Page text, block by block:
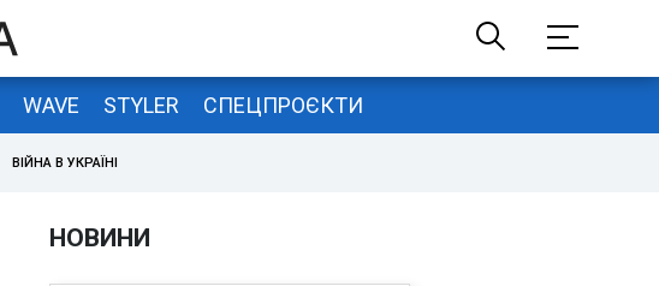
WAVE STYLER СПЕЦПРОЄКТИ
ВІЙНА В УКРАЇНІ
НОВИНИ